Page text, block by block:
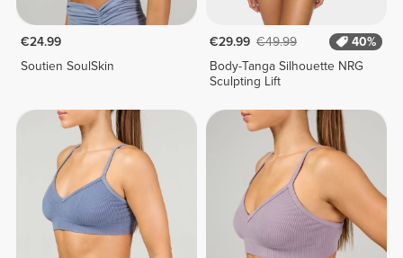
€24.99
Soutien SoulSkin
€29.99 €49.99
40%
Body-Tanga Silhouette NRG
Sculpting Lift